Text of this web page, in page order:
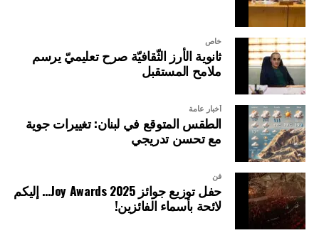
خاص
ثانوية الأرز الثّقافيّة صرح تعليميّ يرسم
ملامح المستقبل
أخبار عامة
الطقس المتوقع في لبنان: تغييرات جوية
مع تحسن تدريجي
فن
حفل توزيع جوائز Joy Awards 2025… إليكم
لائحة بأسماء الفائزين!